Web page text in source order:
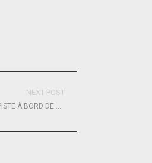
NEXT POST
TRANSAT JACQUES VABRE : ERWAN LE ROUX ET XAVIER MACAIRE EN PISTE À BORD DE KOESIO